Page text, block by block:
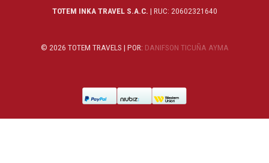
TOTEM INKA TRAVEL S.A.C. | RUC: 20602321640
© 2026 TOTEM TRAVELS | POR: DANIFSON TICUÑA AYMA